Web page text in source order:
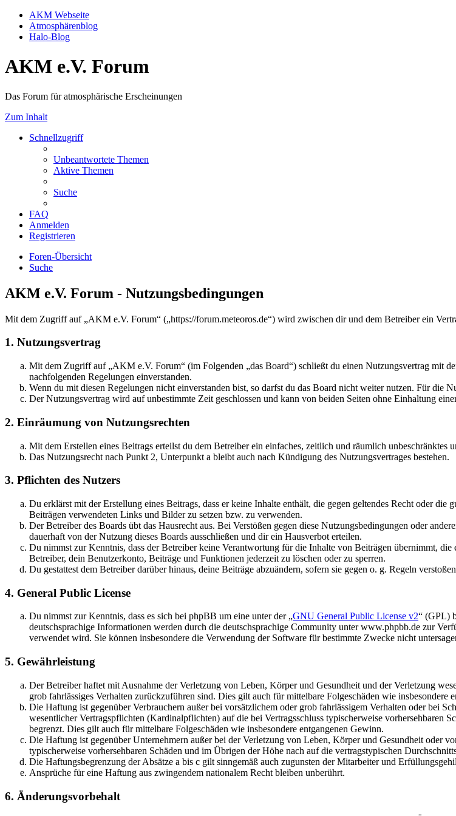
AKM Webseite
Atmosphärenblog
Halo-Blog
AKM e.V. Forum
Das Forum für atmosphärische Erscheinungen
Zum Inhalt
Schnellzugriff
Unbeantwortete Themen
Aktive Themen
Suche
FAQ
Anmelden
Registrieren
Foren-Übersicht
Suche
AKM e.V. Forum - Nutzungsbedingungen
Mit dem Zugriff auf „AKM e.V. Forum“ („https://forum.meteoros.de“) wird zwischen dir und dem Betreiber ein
1. Nutzungsvertrag
Mit dem Zugriff auf „AKM e.V. Forum“ (im Folgenden „das Board“) schließt du einen Nutzungsvertrag mit
nachfolgenden Regelungen einverstanden.
Wenn du mit diesen Regelungen nicht einverstanden bist, so darfst du das Board nicht weiter nutzen. Für die
Der Nutzungsvertrag wird auf unbestimmte Zeit geschlossen und kann von beiden Seiten ohne Einhaltung
2. Einräumung von Nutzungsrechten
Mit dem Erstellen eines Beitrags erteilst du dem Betreiber ein einfaches, zeitlich und räumlich unbeschränktes
Das Nutzungsrecht nach Punkt 2, Unterpunkt a bleibt auch nach Kündigung des Nutzungsvertrages bestehen.
3. Pflichten des Nutzers
Du erklärst mit der Erstellung eines Beitrags, dass er keine Inhalte enthält, die gegen geltendes Recht oder die
Beiträgen verwendeten Links und Bilder zu setzen bzw. zu verwenden.
Der Betreiber des Boards übt das Hausrecht aus. Bei Verstößen gegen diese Nutzungsbedingungen oder
dauerhaft von der Nutzung dieses Boards ausschließen und dir ein Hausverbot erteilen.
Du nimmst zur Kenntnis, dass der Betreiber keine Verantwortung für die Inhalte von Beiträgen übernimmt,
Betreiber, dein Benutzerkonto, Beiträge und Funktionen jederzeit zu löschen oder zu sperren.
Du gestattest dem Betreiber darüber hinaus, deine Beiträge abzuändern, sofern sie gegen o. g. Regeln
4. General Public License
Du nimmst zur Kenntnis, dass es sich bei phpBB um eine unter der „GNU General Public License v2“ (GPL)
deutschsprachige Informationen werden durch die deutschsprachige Community unter www.phpbb.de zur
verwendet wird. Sie können insbesondere die Verwendung der Software für bestimmte Zwecke nicht
5. Gewährleistung
Der Betreiber haftet mit Ausnahme der Verletzung von Leben, Körper und Gesundheit und der Verletzung
grob fahrlässiges Verhalten zurückzuführen sind. Dies gilt auch für mittelbare Folgeschäden wie insbesondere
Die Haftung ist gegenüber Verbrauchern außer bei vorsätzlichem oder grob fahrlässigem Verhalten oder bei
wesentlicher Vertragspflichten (Kardinalpflichten) auf die bei Vertragsschluss typischerweise vorhersehbaren
begrenzt. Dies gilt auch für mittelbare Folgeschäden wie insbesondere entgangenen Gewinn.
Die Haftung ist gegenüber Unternehmern außer bei der Verletzung von Leben, Körper und Gesundheit oder
typischerweise vorhersehbaren Schäden und im Übrigen der Höhe nach auf die vertragstypischen
Die Haftungsbegrenzung der Absätze a bis c gilt sinngemäß auch zugunsten der Mitarbeiter und
Ansprüche für eine Haftung aus zwingendem nationalem Recht bleiben unberührt.
6. Änderungsvorbehalt